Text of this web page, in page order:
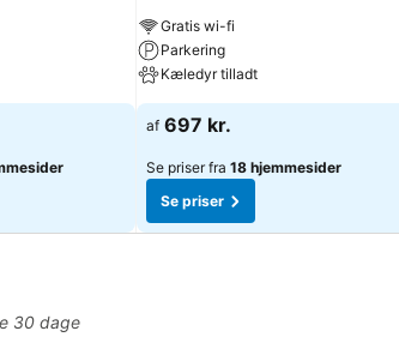
Gratis wi-fi
Parkering
Kæledyr tilladt
af 697 kr.
Se priser fra 18 hjemmesider
Se priser
30 dage